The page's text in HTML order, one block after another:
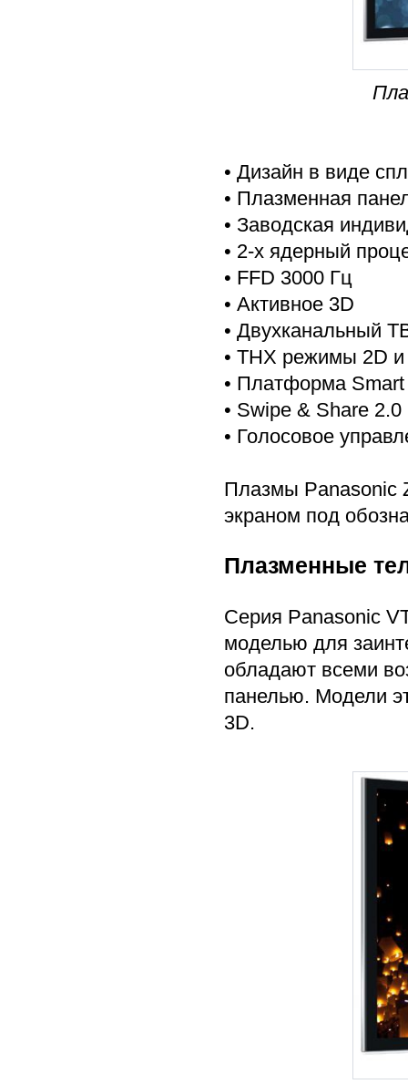
• Дизайн в виде
• Плазменная
• Заводская
• 2-х ядерный
• FFD 3000 Гц
• Активное 3D
• Двухканальный
• THX режимы 2D
• Платформа
• Swipe & Share 2.0
• Голосовое
Плазмы Panasonic
экраном под
Плазменные
Серия Panasonic
моделью для
обладают всеми
панелью. Модели
3D.